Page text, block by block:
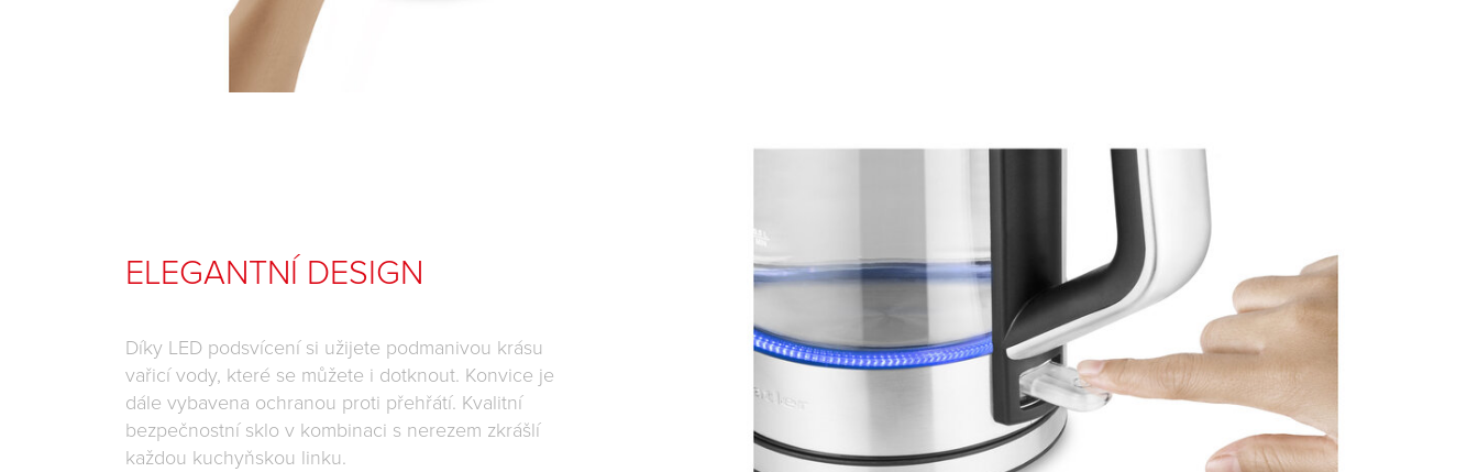
ELEGANTNÍ DESIGN
Díky LED podsvícení si užijete podmanivou krásu
vařicí vody, které se můžete i dotknout. Konvice je
dále vybavena ochranou proti přehřátí. Kvalitní
bezpečnostní sklo v kombinaci s nerezem zkrášlí
každou kuchyňskou linku.